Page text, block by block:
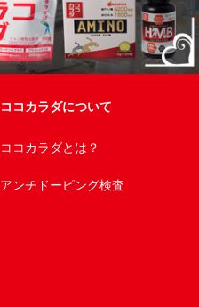
ココカラダについて
ココカラダとは？
アンチドーピング検査